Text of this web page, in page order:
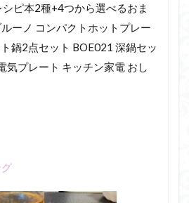
ピ本2種+4つから選べるおま
ーノ コンパクトホットプレー
鍋2点セット BOE021 深鍋セッ
気プレート キッチン家電 おし